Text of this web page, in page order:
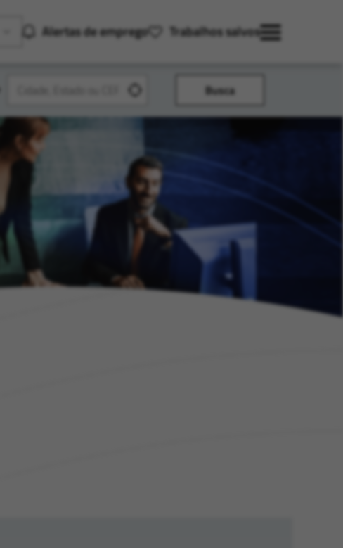
Alertas de emprego Trabalhos salvos
Busca